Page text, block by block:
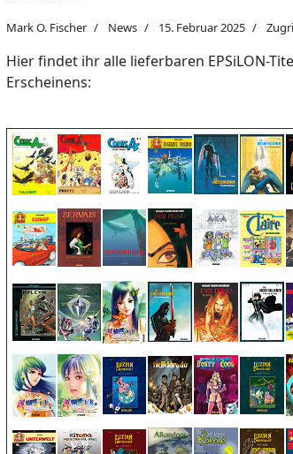
Mark O. Fischer News 15. Februar 2025
Hier findet ihr alle lieferbaren EPSiLON-
Erscheinens: